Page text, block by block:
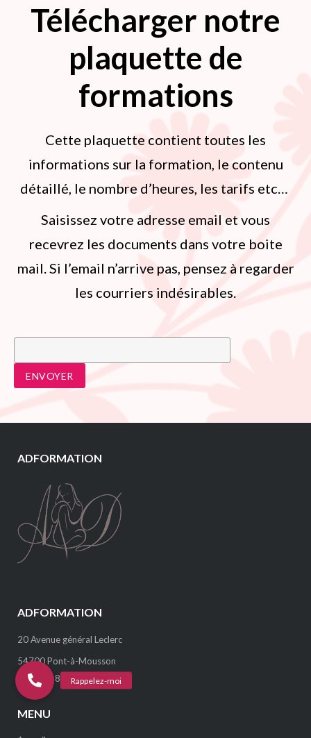
Télécharger notre
plaquette de
formations
Cette plaquette contient toutes les
informations sur la formation, le contenu
détaillé, le nombre d’heures, les tarifs etc…
Saisissez votre adresse email et vous
recevrez les documents dans votre boite
mail. Si l’email n’arrive pas, pensez à regarder
les courriers indésirables.
ADFORMATION
ADFORMATION
20 Avenue général Leclerc
54700 Pont-à-Mousson
Tél : 06.18.15.07.29
MENU